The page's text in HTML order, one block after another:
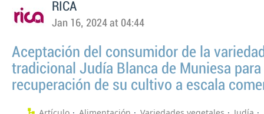
RICA
Jan 16, 2024 at 04:44
Aceptación del consumidor de la
tradicional Judía Blanca de Muniesa para
recuperación de su cultivo a escala